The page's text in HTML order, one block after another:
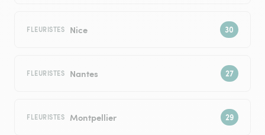
FLEURISTES Nice
FLEURISTES Nantes
FLEURISTES Montpellier